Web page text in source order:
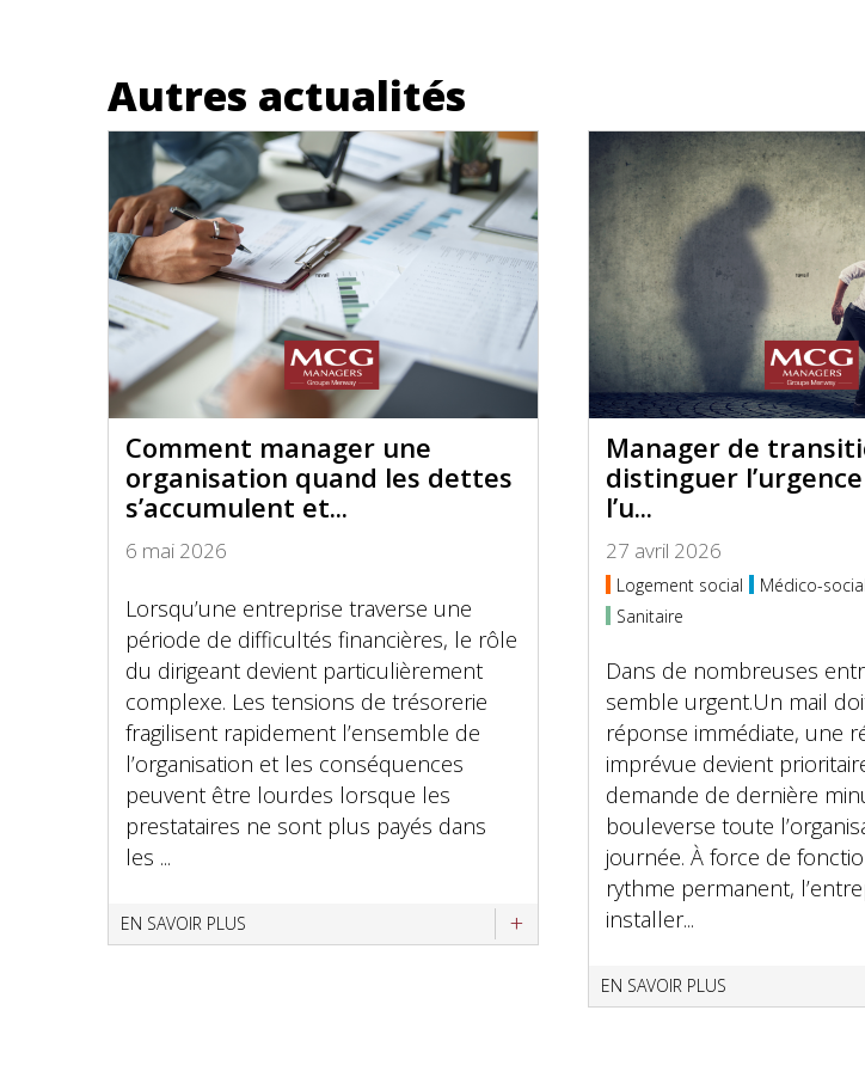
Autres actualités
Comment manager une
organisation quand les dettes
s’accumulent et...
6 mai 2026
Lorsqu’une entreprise traverse une
période de difficultés financières, le rôle
du dirigeant devient particulièrement
complexe. Les tensions de trésorerie
fragilisent rapidement l’ensemble de
l’organisation et les conséquences
peuvent être lourdes lorsque les
prestataires ne sont plus payés dans
les ...
EN SAVOIR PLUS
Manager de
distinguer
l’u...
27 avril 2026
Logement social
Médico-
Sanitaire
Dans de nombreuses
semble urgent.Un mail
réponse immédiate, une
imprévue devient
demande de dernière
bouleverse toute
journée. À force de
rythme permanent,
installer...
EN SAVOIR PLUS